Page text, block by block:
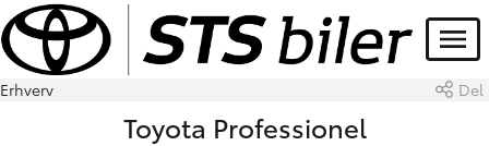
Menu
Erhverv Del
Toyota Professionel